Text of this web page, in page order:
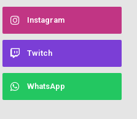
Instagram
Twitch
WhatsApp